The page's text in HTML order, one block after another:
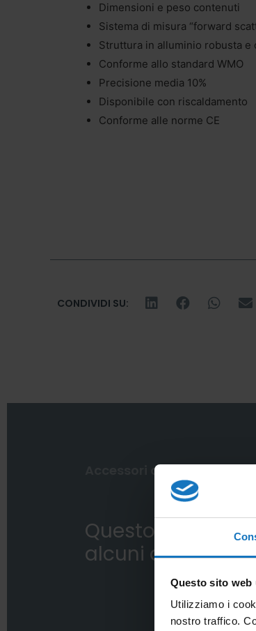
Questo sito
Utilizziamo i
nostro traffico.
Dimensioni e peso contenuti
Sistema di misura “forward
Struttura in alluminio robusta e
Conforme allo standard WMO
Precisione media 10%
Disponibile con riscaldamento
Conforme alle norme CE
CONDIVIDI SU:
Accessori correlati
Questo sensore
alcuni dei nostri